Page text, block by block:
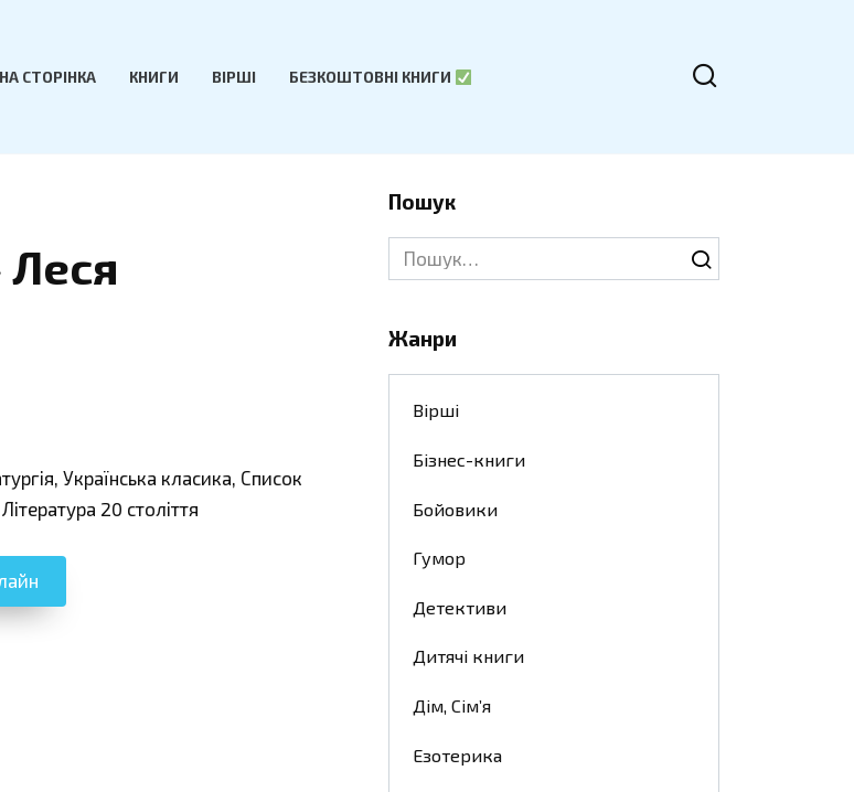
СТОРІНКА КНИГИ ВІРШІ БЕЗКОШТОВНІ КНИГИ
Леся
Українська класика, Список
20 століття
Пошук
Search
for:
Жанри
Вірші
Бізнес-книги
Бойовики
Гумор
Детективи
Дитячі книги
Дім, Сім’я
Езотерика